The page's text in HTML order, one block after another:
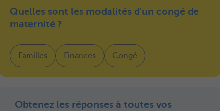
Quelles sont les modalités d'un congé de
maternité ?
Familles Finances Congé
Obtenez les réponses à toutes vos